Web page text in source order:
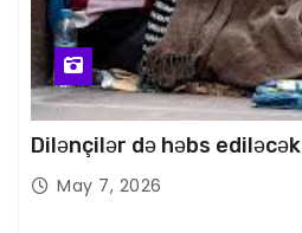
Dilənçilər də həbs ediləcək
May 7, 2026